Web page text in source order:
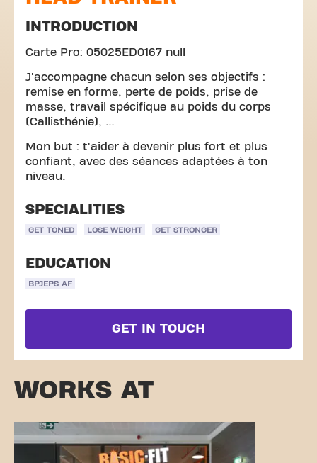
INTRODUCTION
Carte Pro: 05025ED0167 null
J'accompagne chacun selon ses objectifs :
remise en forme, perte de poids, prise de
masse, travail spécifique au poids du corps
(Callisthénie), …
Mon but : t'aider à devenir plus fort et plus
confiant, avec des séances adaptées à ton
niveau.
SPECIALITIES
GET TONED LOSE WEIGHT GET STRONGER
EDUCATION
BPJEPS AF
GET IN TOUCH
WORKS AT